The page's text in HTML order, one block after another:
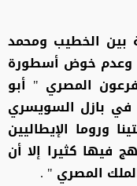
بين الخطيب ومحمد
وعدم خوض أسطورة
المصري " أبو
في بازل السويسري
وروما الإيطاليين
فيها كثيرا إلا أن
المصري " .